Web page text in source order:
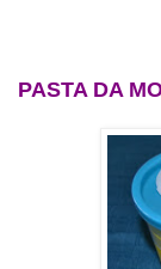
PASTA DA